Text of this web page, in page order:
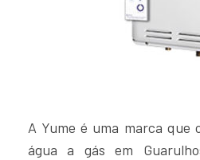
A Yume é uma marca que
água a gás em